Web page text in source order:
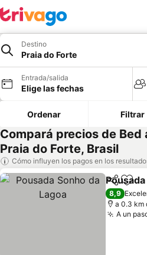
Destino
Praia do Forte
Entrada/salida
Elige las fechas
Ordenar Filtrar
Compará precios de
Praia do Forte, Brasil
Cómo influyen los pagos en los
Compartir
8,9
a 0.3 km
A un